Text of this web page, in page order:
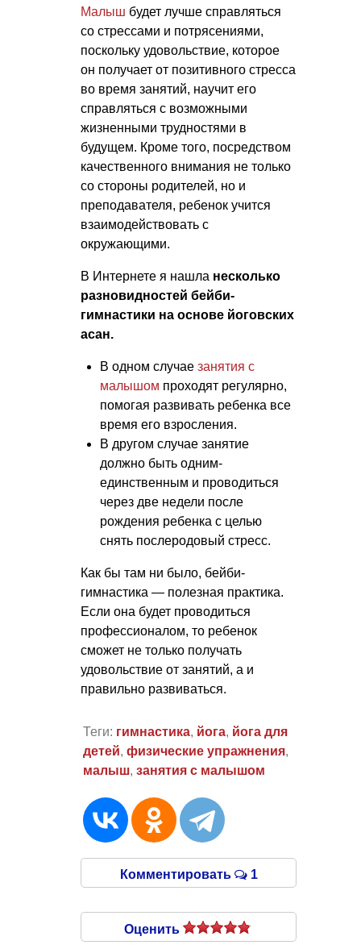
Малыш будет лучше справляться
со стрессами и потрясениями,
поскольку удовольствие, которое
он получает от позитивного стресса
во время занятий, научит его
справляться с возможными
жизненными трудностями в
будущем. Кроме того, посредством
качественного внимания не только
со стороны родителей, но и
преподавателя, ребенок учится
взаимодействовать с
окружающими.
В Интернете я нашла несколько
разновидностей бейби-
гимнастики на основе йоговских
асан.
В одном случае занятия с
малышом проходят регулярно,
помогая развивать ребенка все
время его взросления.
В другом случае занятие
должно быть одним-
единственным и проводиться
через две недели после
рождения ребенка с целью
снять послеродовый стресс.
Как бы там ни было, бейби-
гимнастика — полезная практика.
Если она будет проводиться
профессионалом, то ребенок
сможет не только получать
удовольствие от занятий, а и
правильно развиваться.
Теги: гимнастика, йога, йога для
детей, физические упражнения,
малыш, занятия с малышом
Комментировать 1
Оценить